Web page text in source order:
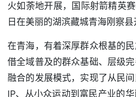
火如荼地开展，国际射箭精英
日在美丽的湖滨藏城青海刚察县
在青海，有着深厚群众根基的
借全域普及的群众基础、层级
融合的发展模式，实现了从民
IP、从小众运动到富民产业的